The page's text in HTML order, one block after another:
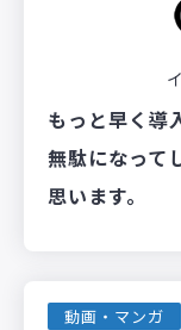
もっと早く導
無駄になって
思います。
動画・マンガ